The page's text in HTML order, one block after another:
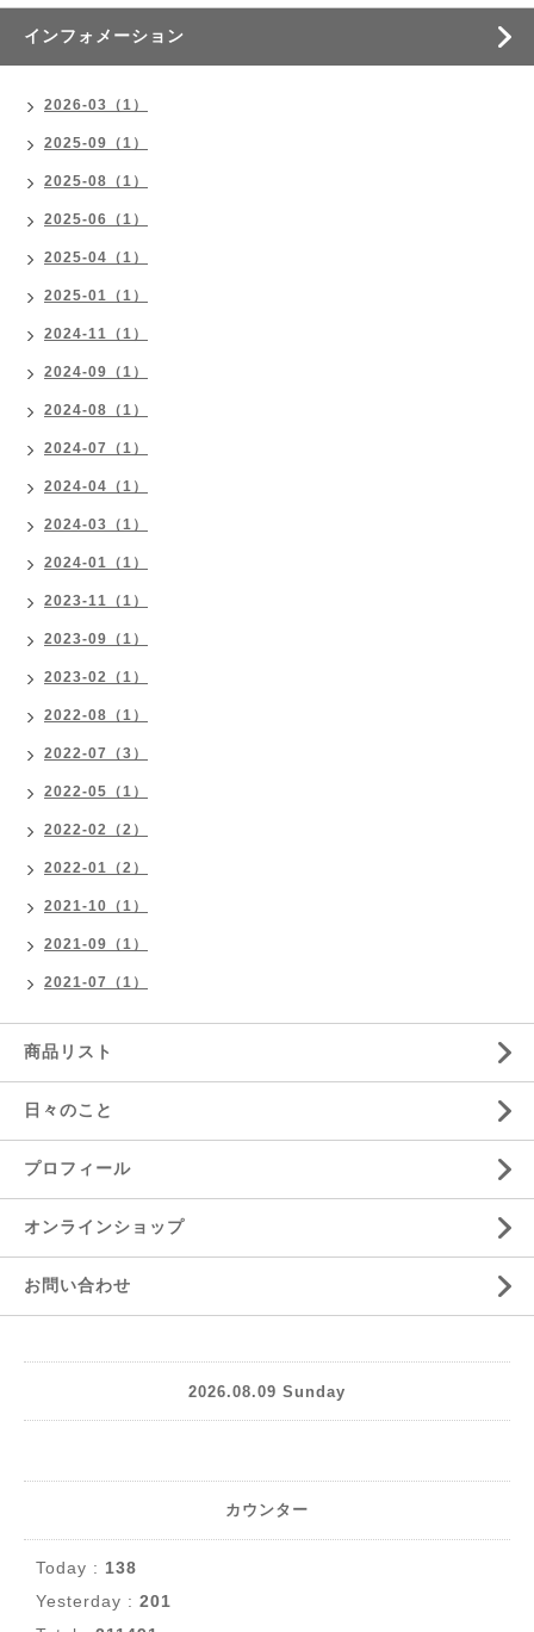
インフォメーション
2026-03（1）
2025-09（1）
2025-08（1）
2025-06（1）
2025-04（1）
2025-01（1）
2024-11（1）
2024-09（1）
2024-08（1）
2024-07（1）
2024-04（1）
2024-03（1）
2024-01（1）
2023-11（1）
2023-09（1）
2023-02（1）
2022-08（1）
2022-07（3）
2022-05（1）
2022-02（2）
2022-01（2）
2021-10（1）
2021-09（1）
2021-07（1）
商品リスト
日々のこと
プロフィール
オンラインショップ
お問い合わせ
2026.08.09 Sunday
カウンター
Today : 138
Yesterday : 201